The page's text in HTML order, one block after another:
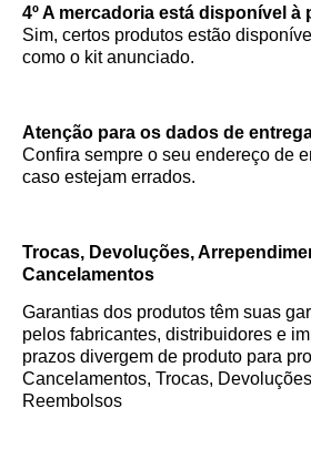
4º A mercadoria está disponível à
Sim, certos produtos estão
como o kit anunciado.
Atenção para os dados de
Confira sempre o seu endereço de
caso estejam errados.
Trocas, Devoluções,
Cancelamentos
Garantias dos produtos têm suas
pelos fabricantes, distribuidores e
prazos divergem de produto para
Cancelamentos, Trocas,
Reembolsos